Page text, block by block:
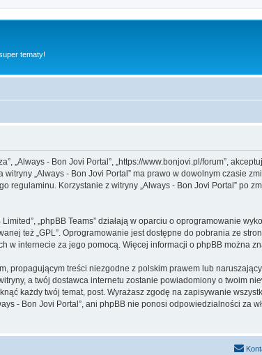
tematy!
„Always - Bon Jovi Portal”, „https://www.bonjovi.pl/forum”,
„Always - Bon Jovi Portal” ma prawo w dowolnym czasie
Korzystanie z witryny „Always - Bon Jovi Portal” po
Limited”, „phpBB Teams” działają w oparciu o oprogramowanie
też „GPL”. Oprogramowanie jest dostępne do pobrania ze
w internecie za jego pomocą. Więcej informacji o phpBB można
propagującym treści niezgodne z polskim prawem lub
a twój dostawca internetu zostanie powiadomiony o twoim
każdy twój temat, post. Wyrażasz zgodę na zapisywanie
- Bon Jovi Portal”, ani phpBB nie ponosi odpowiedzialności za